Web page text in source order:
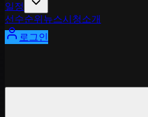
일정
선수순위 뉴스시청소개
로그인